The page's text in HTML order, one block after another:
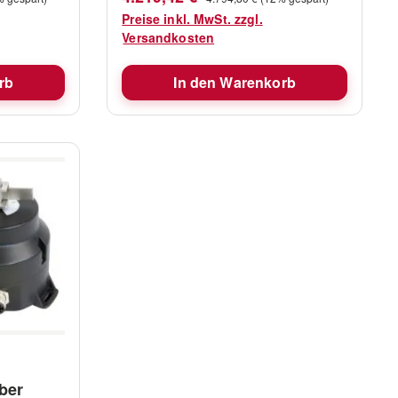
defau
Durchschnittliche Stromaufnahme:
6A Gewicht: 10kg
Preise inkl. MwSt. zzgl.
Versandkosten
In den Warenkorb